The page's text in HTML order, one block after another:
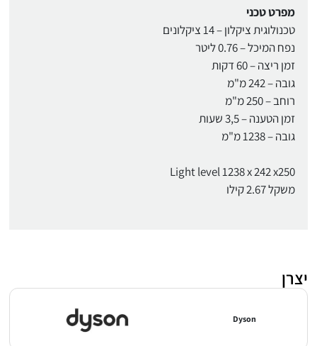
מפרט טכני
טכנולוגית ציקלון – 14 ציקלונים
נפח המיכל – 0.76 ליטר
זמן ריצה – 60 דקות
גובה – 242 מ"מ
רוחב – 250 מ"מ
זמן הטענה – 3,5 שעות
גובה – 1238 מ"מ
Light level 1238 x 242 x250
משקל 2.67 קילו
יצרן
Dyson